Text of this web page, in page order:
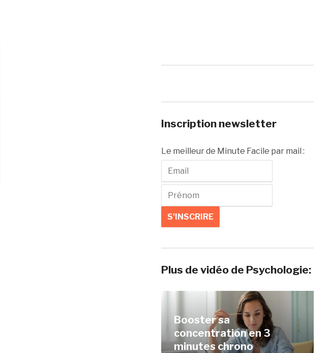
Inscription newsletter
Le meilleur de Minute Facile par mail :
Plus de vidéo de Psychologie:
Booster sa
concentration en 3
minutes chrono